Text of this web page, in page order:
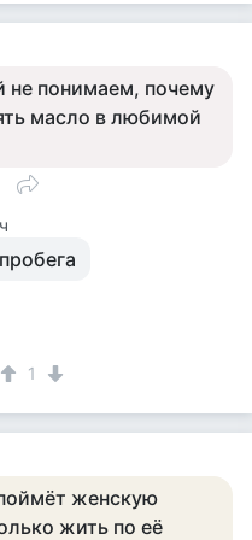
понимаем, почему
масло в любимой
1
женскую
жить по её